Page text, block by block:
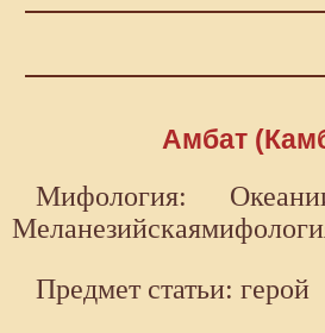
Амбат
Мифология:
Предмет статьи: герой